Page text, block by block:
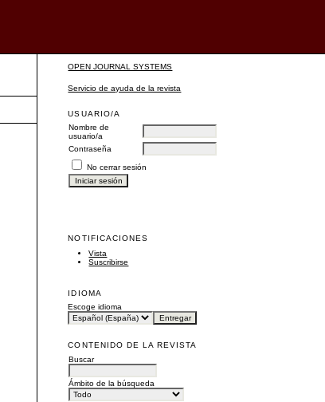
OPEN JOURNAL SYSTEMS
Servicio de ayuda de la revista
USUARIO/A
Nombre de
usuario/a
Contraseña
No cerrar sesión
NOTIFICACIONES
Vista
Suscribirse
IDIOMA
Escoge idioma
CONTENIDO DE LA REVISTA
Buscar
Ámbito de la búsqueda